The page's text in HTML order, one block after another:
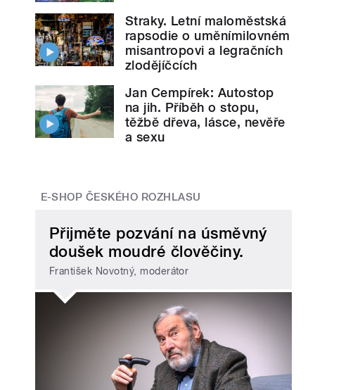
Straky. Letní maloměstská
rapsodie o uměnímilovném
misantropovi a legračních
zlodějíčcích
Jan Cempírek: Autostop
na jih. Příběh o stopu,
těžbě dřeva, lásce, nevěře
a sexu
E-SHOP ČESKÉHO ROZHLASU
Přijměte pozvání na úsměvný
doušek moudré člověčiny.
František Novotný, moderátor